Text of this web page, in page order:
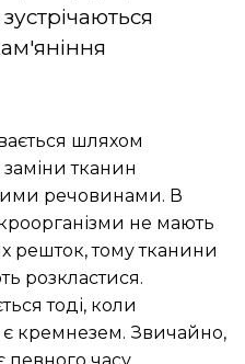
шляхом
заміни тканин
речовинами. В
не мають
решток, тому тканини
розкластися.
тоді, коли
кремнезем. Звичайно,